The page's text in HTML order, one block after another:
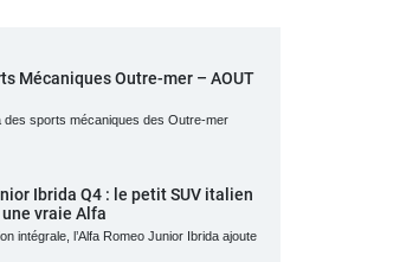
Mécaniques Outre-mer – AOUT
des sports mécaniques des Outre-mer
Ibrida Q4 : le petit SUV italien
vraie Alfa
intégrale, l’Alfa Romeo Junior Ibrida ajoute